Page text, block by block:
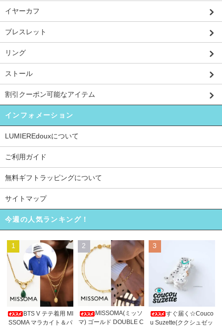
イヤーカフ
ブレスレット
リング
ストール
割引クーポン可能なアイテム
インフォメーション
LUMIEREdouxについて
ご利用ガイド
無料ギフトラッピングについて
サイトマップ
今週の人気ランキング！
1
BTS V テテ着用 MI
SSOMA マラカイト＆パ
2
MISSOMA(ミッソ
マ) ゴールド DOUBLE C
3
すぐ届く☆Couco
u Suzette(ククシュゼッ